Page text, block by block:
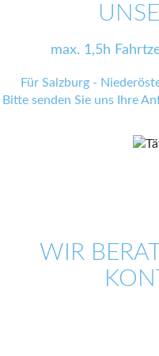
max. 1,5h
Für Salzburg -
Bitte senden Sie uns Ihre
WIR